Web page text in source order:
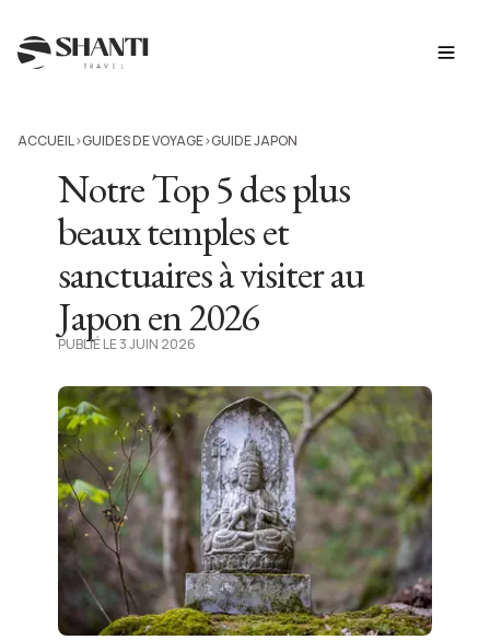
ACCUEIL>GUIDES DE VOYAGE>GUIDE JAPON
Notre Top 5 des plus
beaux temples et
sanctuaires à visiter au
Japon en 2026
PUBLIÉ LE 3 JUIN 2026